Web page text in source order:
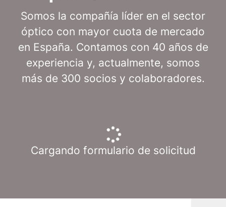
Somos la compañía líder en el sector
óptico con mayor cuota de mercado
en España. Contamos con 40 años de
experiencia y, actualmente, somos
más de 300 socios y colaboradores.
Cargando formulario de solicitud